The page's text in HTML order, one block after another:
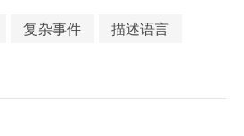
复杂事件 描述语言